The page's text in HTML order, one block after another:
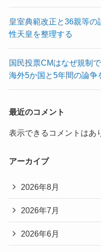
皇室典範改正と36親等
性天皇を整理する
国民投票CMはなぜ規制
海外5か国と5年間の論争
最近のコメント
表示できるコメントはあ
アーカイブ
2026年8月
2026年7月
2026年6月